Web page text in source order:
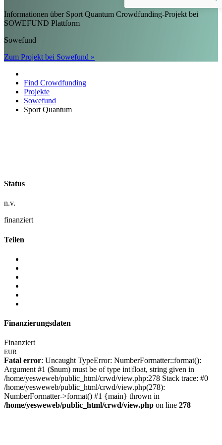
Informationen über Sport Quantum Crowdfunding-Projekt bei
SOWEFUND Plattform
Sowefund
Zum Projekt bei Sowefund »
Find Crowdfunding
Projekte
Sowefund
Sport Quantum
Status
n.v.
finanziert
Teilen
Finanzierungsdaten
Finanziert
EUR
Fatal error: Uncaught TypeError: NumberFormatter::format():
Argument #1 ($num) must be of type int|float, string given in
/home/yesweweb/public_html/crwd/view.php:278 Stack trace: #0
/home/yesweweb/public_html/crwd/view.php(278):
NumberFormatter->format() #1 {main} thrown in
/home/yesweweb/public_html/crwd/view.php on line 278